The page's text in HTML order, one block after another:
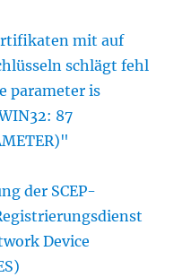
mit auf
schlägt fehl
parameter is
87
der SCEP-
Device